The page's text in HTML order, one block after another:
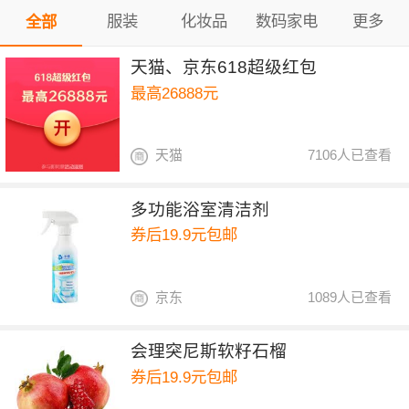
全部 服装 化妆品 数码家电 更多
天猫、京东618超级红包
最高26888元
7106人已查看
天猫
多功能浴室清洁剂
券后19.9元包邮
1089人已查看
京东
会理突尼斯软籽石榴
券后19.9元包邮